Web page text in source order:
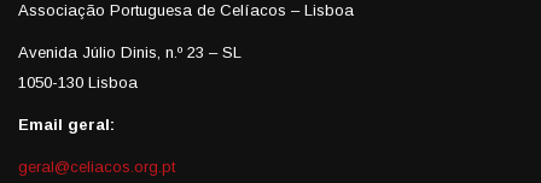
Associação Portuguesa de Celíacos – Lisboa
Avenida Júlio Dinis, n.º 23 – SL
1050-130 Lisboa
Email geral:
geral@celiacos.org.pt